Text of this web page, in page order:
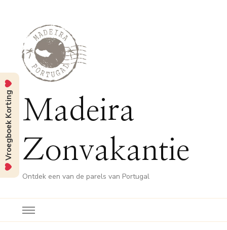
Madeira
Zonvakantie
Ontdek een van de parels van Portugal
Vroegboek Korting